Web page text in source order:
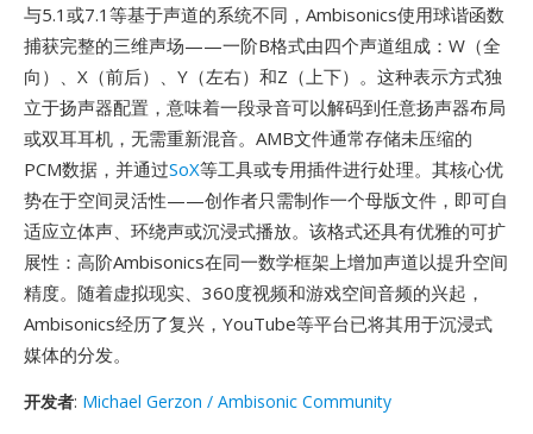
与5.1或7.1等基于声道的系统不同，Ambisonics使用球谐函数
捕获完整的三维声场——一阶B格式由四个声道组成：W（全
向）、X（前后）、Y（左右）和Z（上下）。这种表示方式独
立于扬声器配置，意味着一段录音可以解码到任意扬声器布局
或双耳耳机，无需重新混音。AMB文件通常存储未压缩的
PCM数据，并通过SoX等工具或专用插件进行处理。其核心优
势在于空间灵活性——创作者只需制作一个母版文件，即可自
适应立体声、环绕声或沉浸式播放。该格式还具有优雅的可扩
展性：高阶Ambisonics在同一数学框架上增加声道以提升空间
精度。随着虚拟现实、360度视频和游戏空间音频的兴起，
Ambisonics经历了复兴，YouTube等平台已将其用于沉浸式
媒体的分发。
开发者: Michael Gerzon / Ambisonic Community